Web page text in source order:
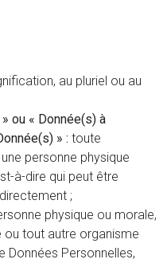
au pluriel ou au
ou « Donnée(s) à
» : toute
personne physique
à-dire qui peut être
;
physique ou morale,
ou tout autre organisme
Personnelles,